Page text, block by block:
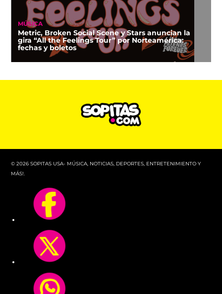
MÚSICA
Metric, Broken Social Scene y Stars anuncian la
gira “All the Feelings Tour” por Norteamérica:
fechas y boletos
© 2026 SOPITAS USA- MÚSICA, NOTICIAS, DEPORTES, ENTRETENIMIENTO Y
MÁS!.